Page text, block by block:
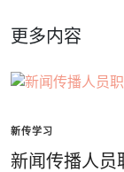
更多内容
新传学习
新闻传播人员